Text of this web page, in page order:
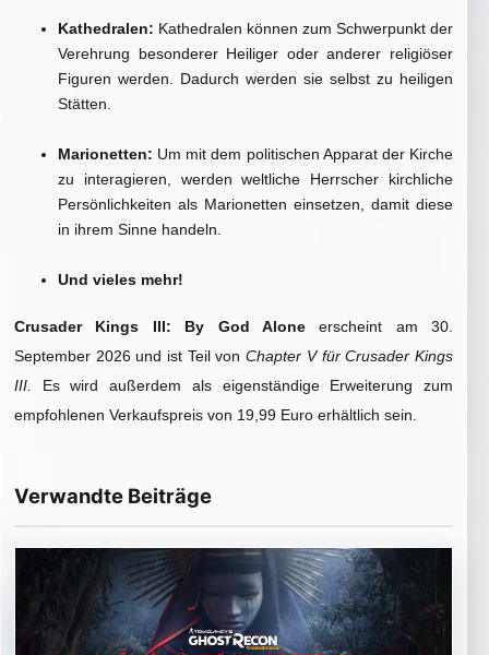
Kathedralen: Kathedralen können zum Schwerpunkt der
Verehrung besonderer Heiliger oder anderer religiöser
Figuren werden. Dadurch werden sie selbst zu heiligen
Stätten.
Marionetten: Um mit dem politischen Apparat der Kirche
zu interagieren, werden weltliche Herrscher kirchliche
Persönlichkeiten als Marionetten einsetzen, damit diese
in ihrem Sinne handeln.
Und vieles mehr!
Crusader Kings III: By God Aloneerscheint am 30.
September 2026 und ist Teil vonChapter V für Crusader Kings
III.
Es wird außerdem als eigenständige Erweiterung zum
empfohlenen Verkaufspreis von 19,99 Euro erhältlich sein.
Verwandte Beiträge